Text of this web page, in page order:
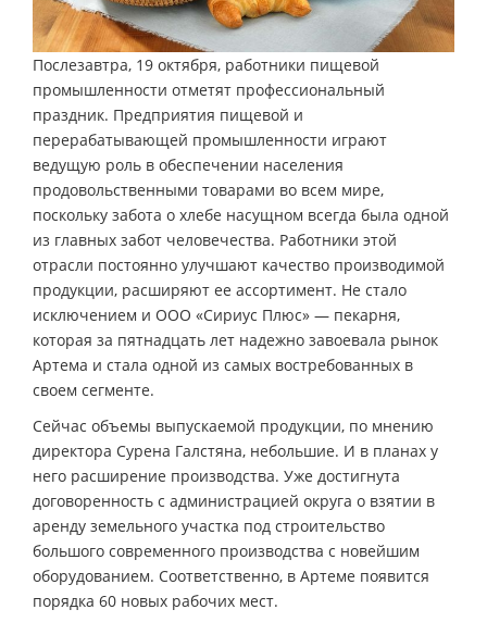
Послезавтра, 19 октября, работники пищевой
промышленности отметят профессиональный
праздник. Предприятия пищевой и
перерабатывающей промышленности играют
ведущую роль в обеспечении населения
продовольственными товарами во всем мире,
поскольку забота о хлебе насущном всегда была одной
из главных забот человечества. Работники этой
отрасли постоянно улучшают качество производимой
продукции, расширяют ее ассортимент. Не стало
исключением и ООО «Сириус Плюс» — пекарня,
которая за пятнадцать лет надежно завоевала рынок
Артема и стала одной из самых востребованных в
своем сегменте.
Сейчас объемы выпускаемой продукции, по мнению
директора Сурена Галстяна, небольшие. И в планах у
него расширение производства. Уже достигнута
договоренность с администрацией округа о взятии в
аренду земельного участка под строительство
большого современного производства с новейшим
оборудованием. Соответственно, в Артеме появится
порядка 60 новых рабочих мест.